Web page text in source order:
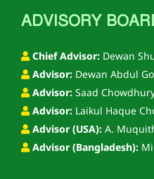
ADVISORY
Chief Advisor: Dewan
Advisor: Dewan Abdul
Advisor: Saad
Advisor: Laikul Haque
Advisor (USA): A.
Advisor (Bangladesh):